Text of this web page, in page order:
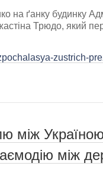
на ґанку будинку
Трюдо, який
zustrich-
між
між